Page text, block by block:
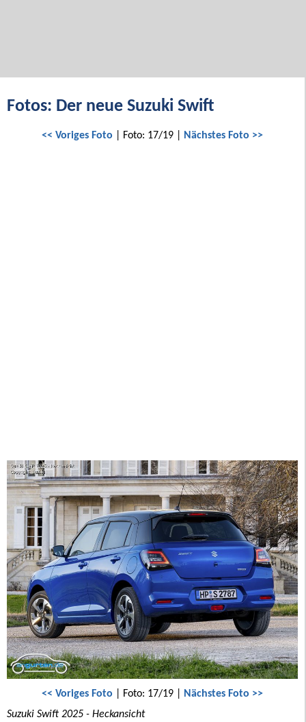
Fotos: Der neue Suzuki Swift
<< Voriges Foto | Foto: 17/19 | Nächstes Foto >>
<< Voriges Foto | Foto: 17/19 | Nächstes Foto >>
Suzuki Swift 2025 - Heckansicht